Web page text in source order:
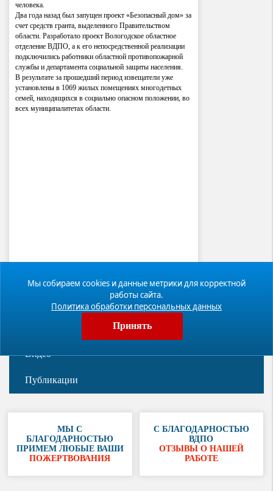
человека.
Два года назад был запущен проект «Безопасный дом» за
счет средств гранта, выделенного Правительством
области. Разработало проект Вологодское областное
отделение ВДПО, а к его непосредственной реализации
подключились работники областной противопожарной
службы и департамента социальной защиты населения.
В результате за прошедший период извещатели уже
установлены в 1069 жилых помещениях многодетных
семей, находящихся в социально опасном положении, во
всех муниципалитетах области.
Новости
Видео
Публикации
МЫ С
БЛАГОДАРНОСТЬЮ
ПРИМЕМ ЛЮБЫЕ ВАШИ
ПОЖЕРТВОВАНИЯ
С БЛАГОДАРНОСТЬЮ
ВДПО
ОТЗЫВЫ О НАШЕЙ
РАБОТЕ
Мы собираем cookies и данные метрики для корректной
работы сайта.
Политика обработки персональных данных
Принять